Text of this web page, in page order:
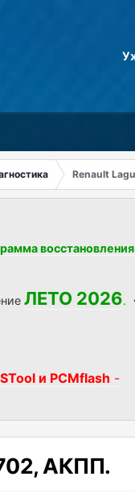
Renault
восстановления
ЛЕТО 2026.
и PCMflash -
АКПП.